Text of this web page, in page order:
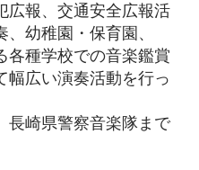
広報、交通安全広報活
幼稚園・保育園、
各種学校での音楽鑑賞
幅広い演奏活動を行っ
長崎県警察音楽隊まで